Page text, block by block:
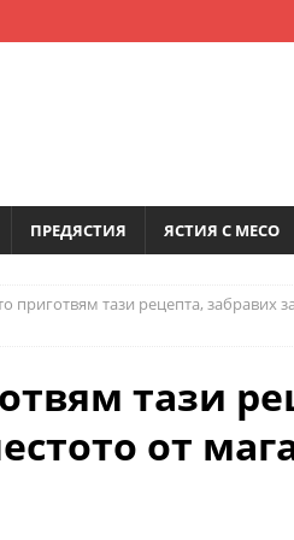
ПРЕДЯСТИЯ ЯСТИЯ С МЕСО
приготвям тази рецепта, забравих
тази
от